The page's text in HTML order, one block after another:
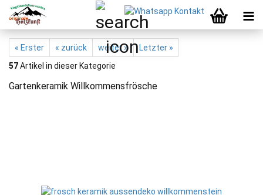
« Erster « zurück weiter »
Letzter »
57Artikel in dieser Kategorie
Gartenkeramik Willkommensfrösche